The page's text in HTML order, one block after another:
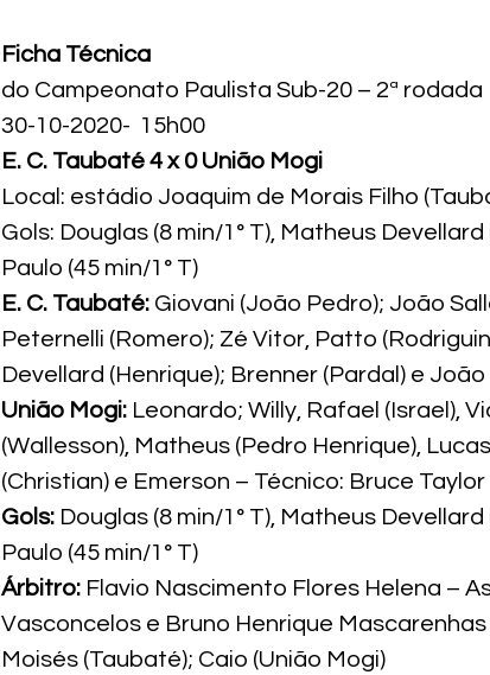
Ficha Técnica
do Campeonato Paulista Sub-20 – 2ª rodada
30-10-2020-  15h00
E. C. Taubaté 4 x 0 União Mogi
Local: estádio Joaquim de Morais Filho
Gols: Douglas (8 min/1° T), Matheus
Paulo (45 min/1° T)
E. C. Taubaté: Giovani (João Pedro); João
Peternelli (Romero); Zé Vitor, Patto
Devellard (Henrique); Brenner (Pardal) e
União Mogi: Leonardo; Willy, Rafael (Israel),
(Wallesson), Matheus (Pedro Henrique),
(Christian) e Emerson – Técnico: Bruce Taylor
Gols: Douglas (8 min/1° T), Matheus
Paulo (45 min/1° T)
Árbitro: Flavio Nascimento Flores Helena –
Vasconcelos e Bruno Henrique
Moisés (Taubaté); Caio (União Mogi)